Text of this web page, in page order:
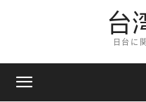
台
日台に